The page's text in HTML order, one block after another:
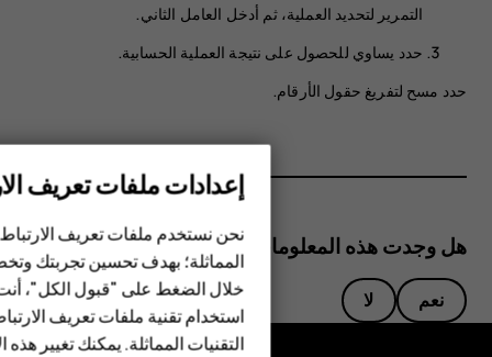
الهواتف المميزة
الأكسسوارات
التمرير لتحديد العملية، ثم أدخل العامل الثاني.
حدد يساوي للحصول على نتيجة العملية الحسابية.
حدد مسح لتفريغ حقول الأرقام.
هل وجدت هذه المعلومات مفيدة؟
نعم لا
إعدادات ملفات تعريف
نحن نستخدم ملفات تعريف
المماثلة؛ بهدف تحسين تجربتك
خلال الضغط على "قبول الكل"،
استخدام تقنية ملفات تعريف
التقنيات المماثلة. يمكنك تغيير